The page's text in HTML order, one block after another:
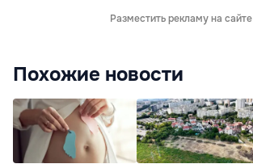
Разместить рекламу на сайте
Похожие новости